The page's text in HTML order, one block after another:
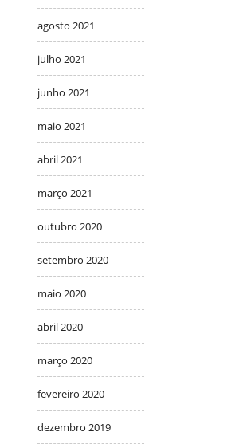
agosto 2021
julho 2021
junho 2021
maio 2021
abril 2021
março 2021
outubro 2020
setembro 2020
maio 2020
abril 2020
março 2020
fevereiro 2020
dezembro 2019